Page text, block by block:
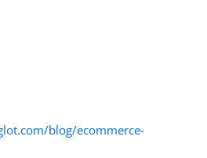
blog/ecommerce-